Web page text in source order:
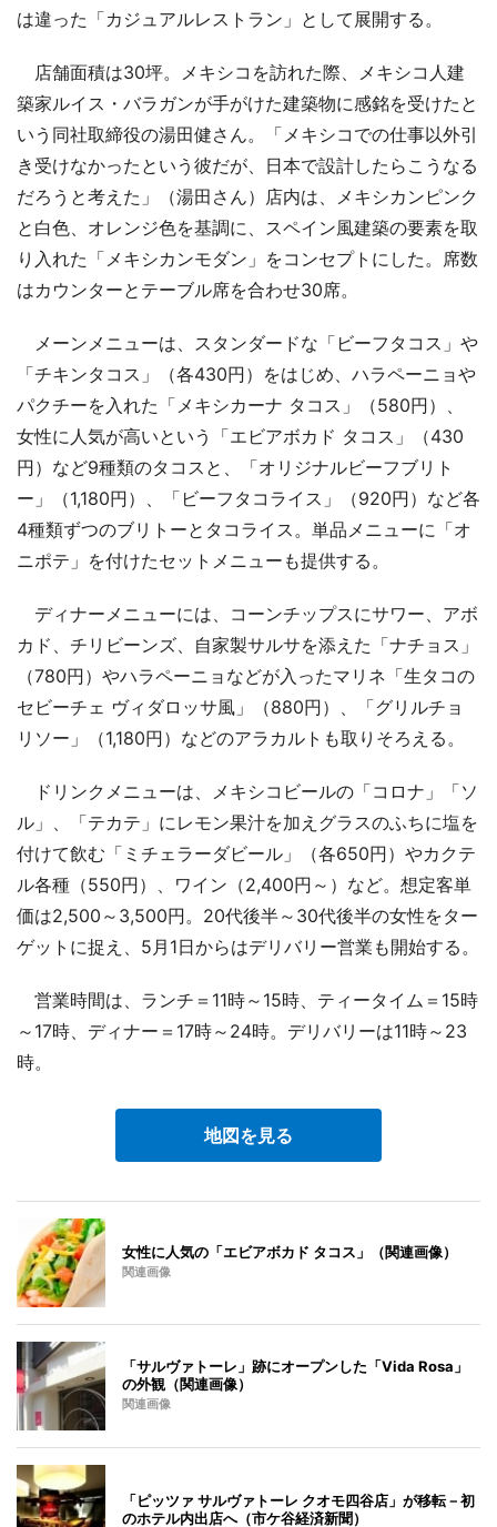
は違った「カジュアルレストラン」として展開する。
店舗面積は30坪。メキシコを訪れた際、メキシコ人建
築家ルイス・バラガンが手がけた建築物に感銘を受けたと
いう同社取締役の湯田健さん。「メキシコでの仕事以外引
き受けなかったという彼だが、日本で設計したらこうなる
だろうと考えた」（湯田さん）店内は、メキシカンピンク
と白色、オレンジ色を基調に、スペイン風建築の要素を取
り入れた「メキシカンモダン」をコンセプトにした。席数
はカウンターとテーブル席を合わせ30席。
メーンメニューは、スタンダードな「ビーフタコス」や
「チキンタコス」（各430円）をはじめ、ハラペーニョや
パクチーを入れた「メキシカーナ タコス」（580円）、
女性に人気が高いという「エビアボカド タコス」（430
円）など9種類のタコスと、「オリジナルビーフブリト
ー」（1,180円）、「ビーフタコライス」（920円）など各
4種類ずつのブリトーとタコライス。単品メニューに「オ
ニポテ」を付けたセットメニューも提供する。
ディナーメニューには、コーンチップスにサワー、アボ
カド、チリビーンズ、自家製サルサを添えた「ナチョス」
（780円）やハラペーニョなどが入ったマリネ「生タコの
セビーチェ ヴィダロッサ風」（880円）、「グリルチョ
リソー」（1,180円）などのアラカルトも取りそろえる。
ドリンクメニューは、メキシコビールの「コロナ」「ソ
ル」、「テカテ」にレモン果汁を加えグラスのふちに塩を
付けて飲む「ミチェラーダビール」（各650円）やカクテ
ル各種（550円）、ワイン（2,400円～）など。想定客単
価は2,500～3,500円。20代後半～30代後半の女性をター
ゲットに捉え、5月1日からはデリバリー営業も開始する。
営業時間は、ランチ＝11時～15時、ティータイム＝15時
～17時、ディナー＝17時～24時。デリバリーは11時～23
時。
地図を見る
女性に人気の「エビアボカド タコス」（関連画像）
関連画像
「サルヴァトーレ」跡にオープンした「Vida Rosa」
の外観（関連画像）
関連画像
「ピッツァ サルヴァトーレ クオモ四谷店」が移転－初
のホテル内出店へ（市ケ谷経済新聞）